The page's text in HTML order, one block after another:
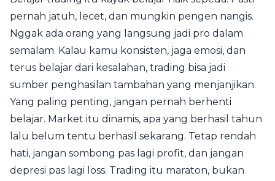
pernah jatuh, lecet, dan mungkin pengen nangis.
Nggak ada orang yang langsung jadi pro dalam
semalam. Kalau kamu konsisten, jaga emosi, dan
terus belajar dari kesalahan, trading bisa jadi
sumber penghasilan tambahan yang menjanjikan.
Yang paling penting, jangan pernah berhenti
belajar. Market itu dinamis, apa yang berhasil tahun
lalu belum tentu berhasil sekarang. Tetap rendah
hati, jangan sombong pas lagi profit, dan jangan
depresi pas lagi loss. Trading itu maraton, bukan